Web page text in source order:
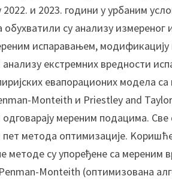
м
о
с
ф
е
р
с
к
и
м
в
2022. и 2023. години у урбаним
су анализу измереног
испаравањем,
анализу екстремних вредности
евапорационих модела
Monteith и Priestley and
одговарају мереним подацима.
метода оптимизације.
методе су упоређене са мереним
Monteith (оптимизована